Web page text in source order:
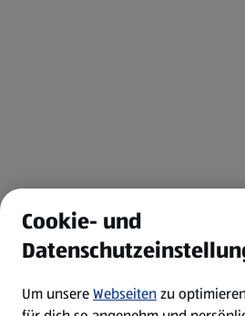
Cookie- und
Um unsereWebseitenzu